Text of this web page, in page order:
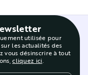
utilisée pour
les actualités des
vous désinscrire à tout
cliquez ici.